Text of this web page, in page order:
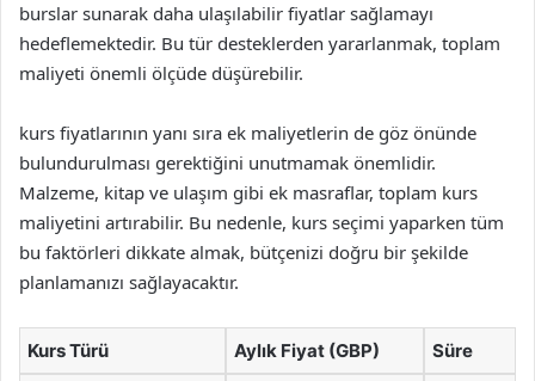
burslar sunarak daha ulaşılabilir fiyatlar sağlamayı
hedeflemektedir. Bu tür desteklerden yararlanmak, toplam
maliyeti önemli ölçüde düşürebilir.
kurs fiyatlarının yanı sıra ek maliyetlerin de göz önünde
bulundurulması gerektiğini unutmamak önemlidir.
Malzeme, kitap ve ulaşım gibi ek masraflar, toplam kurs
maliyetini artırabilir. Bu nedenle, kurs seçimi yaparken tüm
bu faktörleri dikkate almak, bütçenizi doğru bir şekilde
planlamanızı sağlayacaktır.
Kurs Türü Aylık Fiyat (GBP) Süre